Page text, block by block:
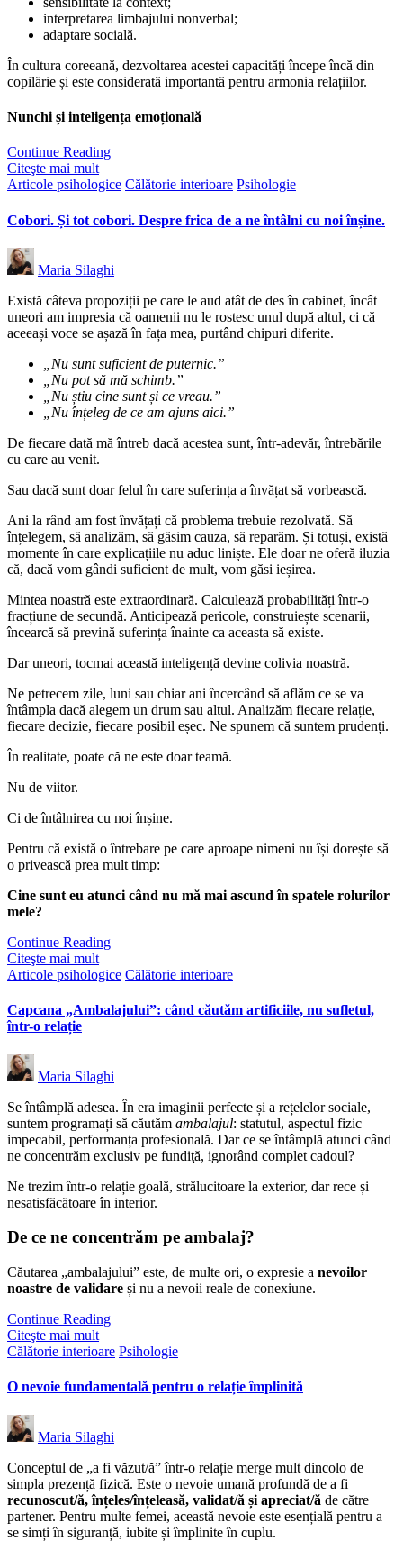
interpretarea limbajului nonverbal;
adaptare socială.
În cultura coreeană, dezvoltarea acestei capacități începe încă din
copilărie și este considerată importantă pentru armonia relațiilor.
Nunchi și inteligența emoțională
Continue Reading
Citeşte mai mult
Posted
Articole psihologice Călătorie interioare Psihologie
Cobori. Și tot cobori. Despre frica de a ne întâlni cu noi înșine.
Posted
by
Maria Silaghi
Există câteva propoziții pe care le aud atât de des în cabinet, încât
uneori am impresia că oamenii nu le rostesc unul după altul, ci că
aceeași voce se așază în fața mea, purtând chipuri diferite.
„Nu sunt suficient de puternic.”
„Nu pot să mă schimb.”
„Nu știu cine sunt și ce vreau.”
„Nu înțeleg de ce am ajuns aici.”
De fiecare dată mă întreb dacă acestea sunt, într-adevăr, întrebările
cu care au venit.
Sau dacă sunt doar felul în care suferința a învățat să vorbească.
Ani la rând am fost învățați că problema trebuie rezolvată. Să
înțelegem, să analizăm, să găsim cauza, să reparăm. Și totuși, există
momente în care explicațiile nu aduc liniște. Ele doar ne oferă iluzia
că, dacă vom gândi suficient de mult, vom găsi ieșirea.
Mintea noastră este extraordinară. Calculează probabilități într-o
fracțiune de secundă. Anticipează pericole, construiește scenarii,
încearcă să prevină suferința înainte ca aceasta să existe.
Dar uneori, tocmai această inteligență devine colivia noastră.
Ne petrecem zile, luni sau chiar ani încercând să aflăm ce se va
întâmpla dacă alegem un drum sau altul. Analizăm fiecare relație,
fiecare decizie, fiecare posibil eșec. Ne spunem că suntem prudenți.
În realitate, poate că ne este doar teamă.
Nu de viitor.
Ci de întâlnirea cu noi înșine.
Pentru că există o întrebare pe care aproape nimeni nu își dorește să
o privească prea mult timp:
Cine sunt eu atunci când nu mă mai ascund în spatele rolurilor
mele?
Continue Reading
Citeşte mai mult
Posted
Articole psihologice Călătorie interioare
Capcana „Ambalajului”: când căutăm artificiile, nu sufletul,
într-o relație
Posted
by
Maria Silaghi
Se întâmplă adesea. În era imaginii perfecte și a rețelelor sociale,
suntem programați să căutăm ambalajul: statutul, aspectul fizic
impecabil, performanța profesională. Dar ce se întâmplă atunci când
ne concentrăm exclusiv pe fundiţă, ignorând complet cadoul?
Ne trezim într-o relație goală, strălucitoare la exterior, dar rece și
nesatisfăcătoare în interior.
De ce ne concentrăm pe ambalaj?
Căutarea „ambalajului” este, de multe ori, o expresie a nevoilor
noastre de validare și nu a nevoii reale de conexiune.
Continue Reading
Citeşte mai mult
Posted
Călătorie interioare Psihologie
O nevoie fundamentală pentru o relație împlinită
Posted
by
Maria Silaghi
Conceptul de „a fi văzut/ă” într-o relație merge mult dincolo de
simpla prezență fizică. Este o nevoie umană profundă de a fi
recunoscut/ă, înțeles/înțeleasă, validat/ă și apreciat/ă de către
partener. Pentru multe femei, această nevoie este esențială pentru a
se simți în siguranță, iubite și împlinite în cuplu.